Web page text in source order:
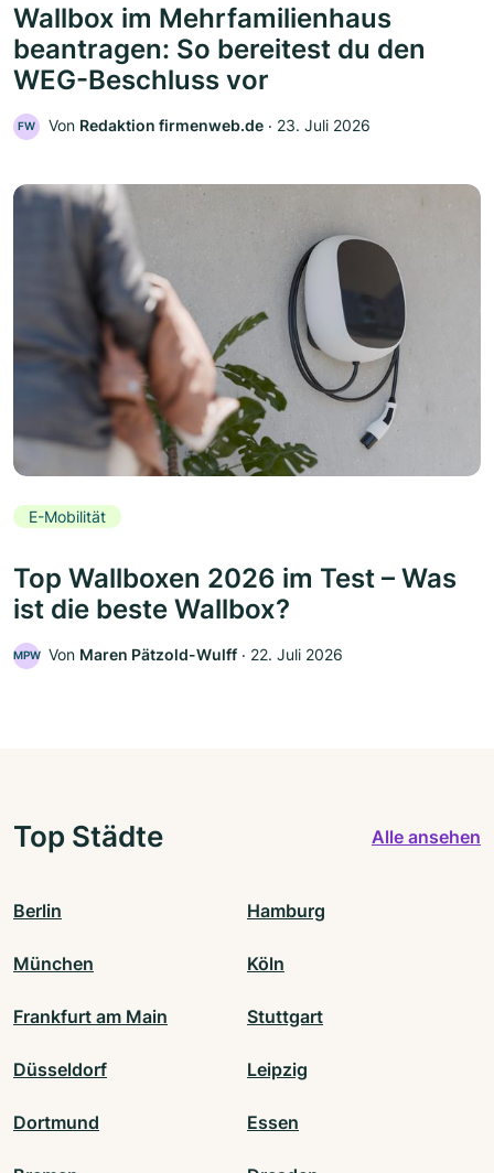
Wallbox im Mehrfamilienhaus
beantragen: So bereitest du den
WEG-Beschluss vor
FW Von Redaktion firmenweb.de ‧ 23. Juli 2026
E-Mobilität
Top Wallboxen 2026 im Test – Was
ist die beste Wallbox?
MPW Von Maren Pätzold-Wulff ‧ 22. Juli 2026
Top Städte Alle ansehen
Berlin Hamburg
München Köln
Frankfurt am Main Stuttgart
Düsseldorf Leipzig
Dortmund Essen